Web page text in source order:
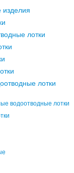
изделия
лотки
лотки
водоотводные лотки